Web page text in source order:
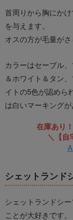
首周りから胸にか
を与えます。
オスの方が毛量がさ
カラーはセーブル
＆ホワイト＆タン
イトの5色が認めら
は白いマーキングが
在庫あり
＼【自
シェットランド
シェットランドシ
ことが大好きです。